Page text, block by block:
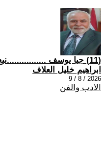
(11) جيا يوسف ................نبع بعيد الغور
ابراهيم خليل العلاف
2026 / 8 / 9
الادب والفن